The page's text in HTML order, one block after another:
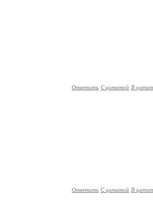
Ответить С цитатой В
Ответить С цитатой В